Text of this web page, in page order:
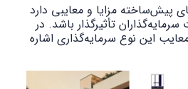
پیش‌ساخته مزایا و معایبی دارد
تأثیرگذار باشد. در
این نوع سرمایه‌گذاری اشاره